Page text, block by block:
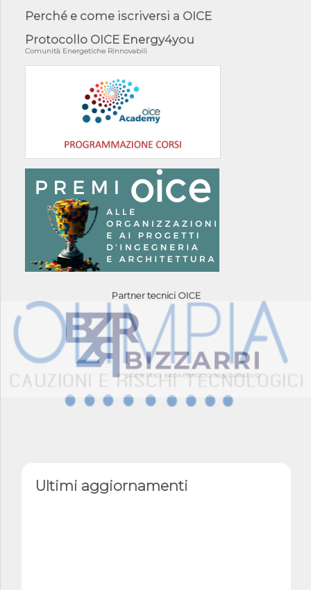
Perché e come iscriversi a OICE
Protocollo OICE Energy4you
Comunità Energetiche Rinnovabili
Partner tecnici OICE
Ultimi aggiornamenti